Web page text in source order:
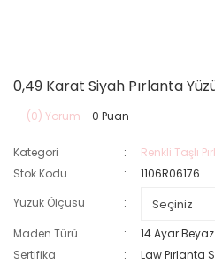
0,49 Karat Siyah Pırlanta
(0) Yorum - 0 Puan
Kategori
Renkli Taşlı
Stok Kodu
1106R06176
Yüzük Ölçüsü
Maden Türü
14 Ayar Beyaz
Sertifika
Law Pırlanta